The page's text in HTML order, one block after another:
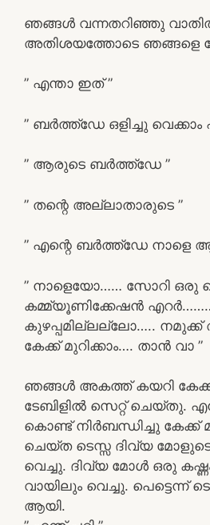
ഞങ്ങൾ വന്നതറിഞ്ഞു
അതിശയത്തോടെ ഞങ്ങളെ
” എന്താ ഇത്‌ ”
” ബർത്ത്ഡേ ഒളിച്ചു വെക്കാം
” ആരുടെ ബർത്ത്ഡേ ”
” തന്റെ അല്ലാതാരുടെ ”
” എന്റെ ബർത്ത്ഡേ നാളെ
” നാളെയോ…… സോറി ഒരു
കമ്മ്യൂണിക്കേഷൻ
കുഴപ്പമില്ലല്ലോ…..
കേക്ക് മുറിക്കാം…. താൻ വാ ”
ഞങ്ങൾ അകത്ത് കയറി
ടേബിളിൽ സെറ്റ് ചെയ്‌തു.
കൊണ്ട് നിർബന്ധിച്ചു കേക്ക്
ചെയ്ത ടെസ്സ ദിവ്യ
വെച്ചു. ദിവ്യ മോൾ ഒരു
വായിലും വെച്ചു.
ആയി.